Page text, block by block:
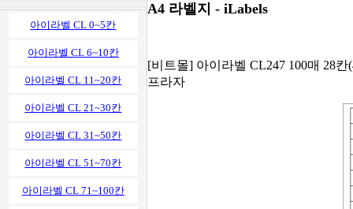
아이라벨 CL 0~5칸
아이라벨 CL 6~10칸
아이라벨 CL 11~20칸
아이라벨 CL 21~30칸
아이라벨 CL 31~50칸
아이라벨 CL 51~70칸
아이라벨 CL 71~100칸
A4 라벨지 - iLabels
[비트몰] 아이라벨 CL247 100매 28
프라자